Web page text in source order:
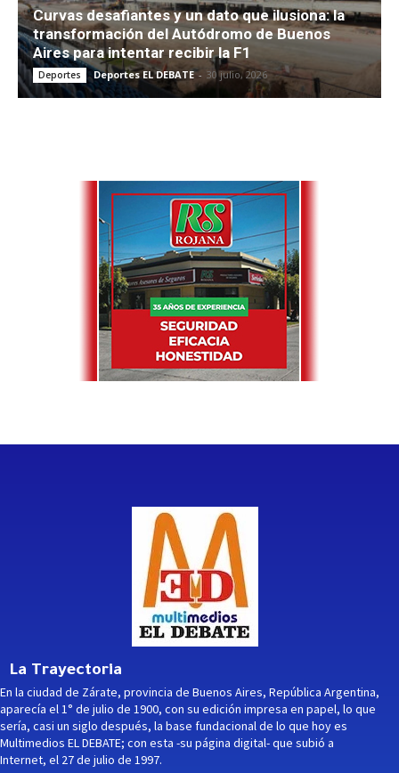
Curvas desafiantes y un dato que ilusiona: la
transformación del Autódromo de Buenos
Aires para intentar recibir la F1
Deportes Deportes EL DEBATE - 30 julio, 2026
La Trayectoria
En la ciudad de Zárate, provincia de Buenos Aires, República Argentina,
aparecía el 1° de julio de 1900, con su edición impresa en papel, lo que
sería, casi un siglo después, la base fundacional de lo que hoy es
Multimedios EL DEBATE; con esta -su página digital- que subió a
Internet, el 27 de julio de 1997.